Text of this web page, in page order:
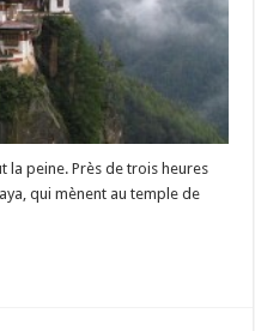
la peine. Près de trois heures
qui mènent au temple de